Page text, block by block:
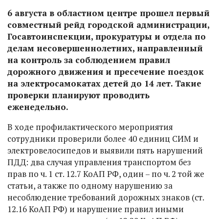
6 августа в областном центре прошел первый
совместный рейд городской администрации,
Госавтоинспекции, прокуратуры и отдела по
делам несовершеннолетних, направленный
на контроль за соблюдением правил
дорожного движения и пресечение поездок
на электросамокатах детей до 14 лет. Такие
проверки планируют проводить
еженедельно.
В ходе профилактического мероприятия
сотрудники проверили более 40 единиц СИМ и
электровелосипедов и выявили пять нарушений
ПДД: два случая управления транспортом без
прав по ч. 1 ст. 12.7 КоАП РФ, один – по ч. 2 той же
статьи, а также по одному нарушению за
несоблюдение требований дорожных знаков (ст.
12.16 КоАП РФ) и нарушение правил иными